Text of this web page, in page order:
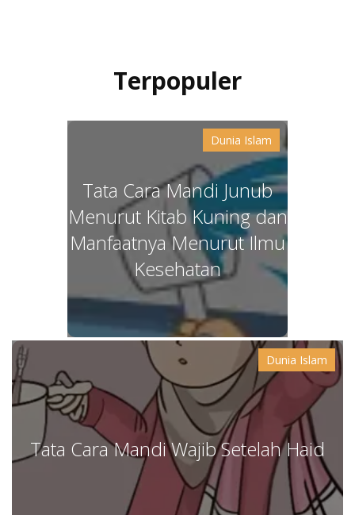
Terpopuler
Dunia Islam
Tata Cara Mandi Junub
Menurut Kitab Kuning dan
Manfaatnya Menurut Ilmu
Kesehatan
Dunia Islam
Tata Cara Mandi Wajib Setelah Haid